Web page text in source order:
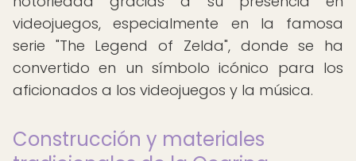
videojuegos, especialmente en la famosa
serie "The Legend of Zelda", donde se ha
convertido en un símbolo icónico para los
aficionados a los videojuegos y la música.
Construcción y materiales